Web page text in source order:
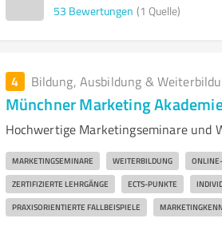
53 Bewertungen (1 Quelle)
4 Bildung, Ausbildung &
Münchner Marketing
Hochwertige Marketingseminare und
MARKETINGSEMINARE WEITERBILDUNG
ZERTIFIZIERTE LEHRGÄNGE ECTS-PUNKTE
PRAXISORIENTIERTE FALLBEISPIELE